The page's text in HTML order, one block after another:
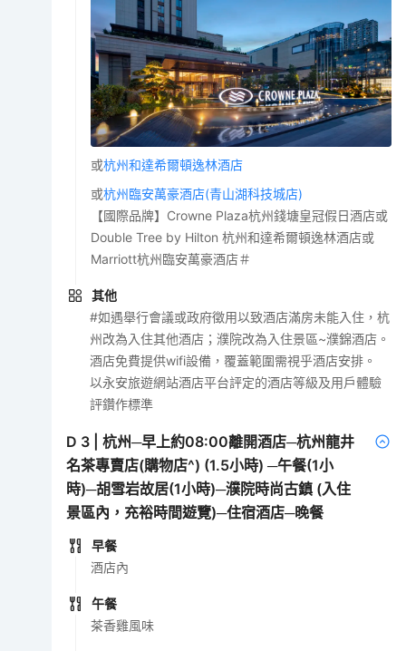
或杭州和達希爾頓逸林酒店
或杭州臨安萬豪酒店(青山湖科技城店)
【國際品牌】Crowne Plaza杭州錢塘皇冠假日酒店或
Double Tree by Hilton 杭州和達希爾頓逸林酒店或
Marriott杭州臨安萬豪酒店＃
其他
#如遇舉行會議或政府徵用以致酒店滿房未能入住，杭
州改為入住其他酒店；濮院改為入住景區~濮錦酒店。
酒店免費提供wifi設備，覆蓋範圍需視乎酒店安排。
以永安旅遊網站酒店平台評定的酒店等級及用戶體驗
評鑽作標準
D 3 |杭州─早上約08:00離開酒店─杭州龍井
名茶專賣店(購物店^) (1.5小時) ─午餐(1小
時)─胡雪岩故居(1小時)─濮院時尚古鎮 (入住
景區內，充裕時間遊覽)─住宿酒店─晚餐
早餐
酒店內
午餐
茶香雞風味